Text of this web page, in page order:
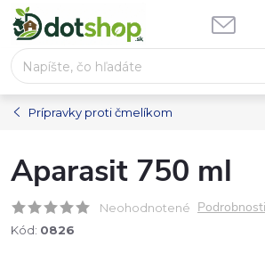
Prejsť
na
obsah
Prípravky proti čmelíkom
Aparasit 750 ml
Neohodnotené
Kód: 0826